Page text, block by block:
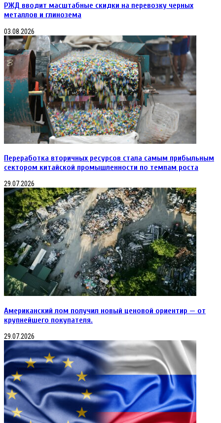
РЖД вводит масштабные скидки на перевозку черных
металлов и глинозема
03.08.2026
Переработка вторичных ресурсов стала самым прибыльным
сектором китайской промышленности по темпам роста
29.07.2026
Американский лом получил новый ценовой ориентир — от
крупнейшего покупателя.
29.07.2026